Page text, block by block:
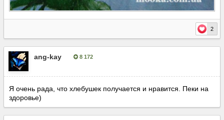
2
ang-kay 8 172
Я очень рада, что хлебушек получается и нравится. Пеки на
здоровье)